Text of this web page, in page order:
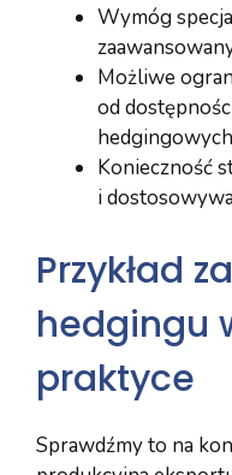
Wymóg
Możliwe
od
hedgingowych
Konieczność
i
Przykład
hedgingu
praktyce
Sprawdźmy to na